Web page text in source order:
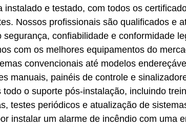
instalado e testado, com todos os
Nossos profissionais são qualificados e
segurança, confiabilidade e conformidade
com os melhores equipamentos do
convencionais até modelos
manuais, painéis de controle e
todo o suporte pós-instalação, incluindo
testes periódicos e atualização de
instalar um alarme de incêndio com uma